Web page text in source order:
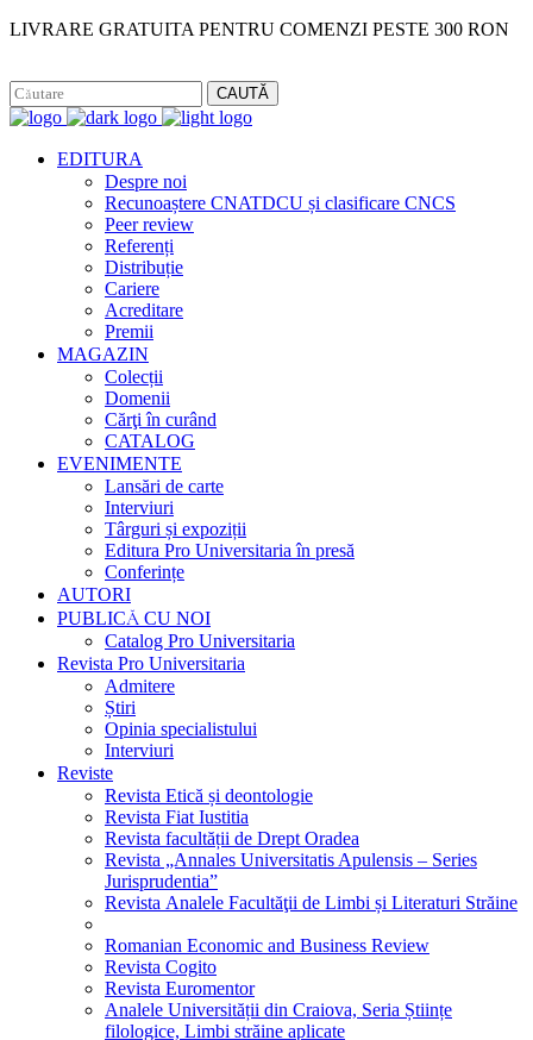
LIVRARE GRATUITA PENTRU COMENZI PESTE 300 RON
CAUTĂ
EDITURA
Despre noi
Recunoaștere CNATDCU și clasificare CNCS
Peer review
Referenți
Distribuție
Cariere
Acreditare
Premii
MAGAZIN
Colecții
Domenii
Cărţi în curând
CATALOG
EVENIMENTE
Lansări de carte
Interviuri
Târguri și expoziții
Editura Pro Universitaria în presă
Conferințe
AUTORI
PUBLICĂ CU NOI
Catalog Pro Universitaria
Revista Pro Universitaria
Admitere
Știri
Opinia specialistului
Interviuri
Reviste
Revista Etică și deontologie
Revista Fiat Iustitia
Revista facultății de Drept Oradea
Revista „Annales Universitatis Apulensis – Series
Jurisprudentia”
Revista Analele Facultăţii de Limbi și Literaturi Străine
Romanian Economic and Business Review
Revista Cogito
Revista Euromentor
Analele Universității din Craiova, Seria Științe
filologice, Limbi străine aplicate